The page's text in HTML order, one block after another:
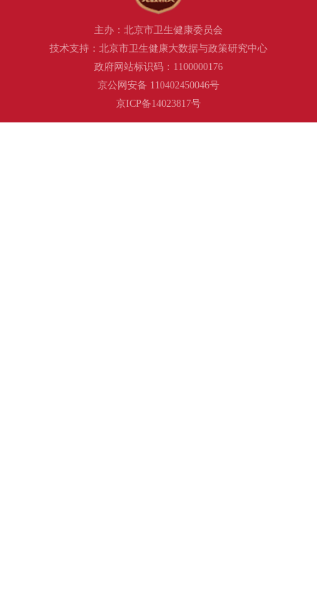
主办：北京市卫生健康委员会
技术支持：北京市卫生健康大数据与政策研究中心
政府网站标识码：1100000176
京公网安备 110402450046号
京ICP备14023817号